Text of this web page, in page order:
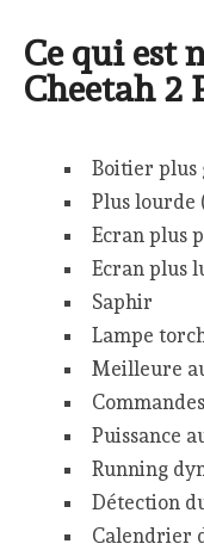
Ce qui est
Cheetah 2
Boitier plus
Plus lourde
Ecran plus
Ecran plus
Saphir
Lampe
Meilleure
Puissance
Running
Détection
Calendrier